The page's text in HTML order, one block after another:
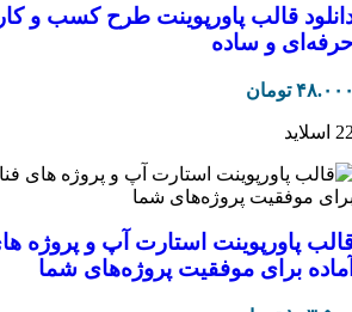
و ساده
تومان
برای موفقیت پروژه‌های شما